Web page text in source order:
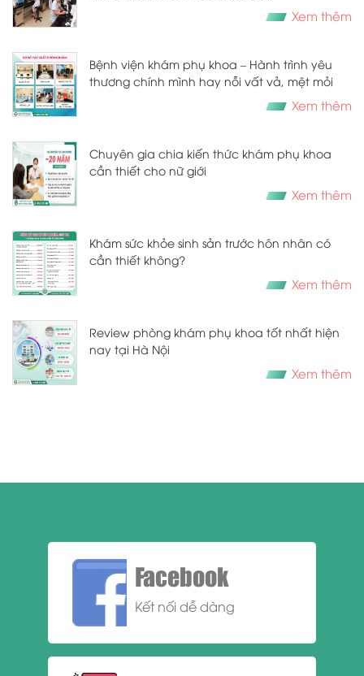
Xem thêm
Bệnh viện khám phụ khoa – Hành trình yêu
thương chính mình hay nỗi vất vả, mệt mỏi
Xem thêm
Chuyên gia chia kiến thức khám phụ khoa
cần thiết cho nữ giới
Xem thêm
Khám sức khỏe sinh sản trước hôn nhân có
cần thiết không?
Xem thêm
Review phòng khám phụ khoa tốt nhất hiện
nay tại Hà Nội
Xem thêm
Facebook
Kết nối dễ dàng